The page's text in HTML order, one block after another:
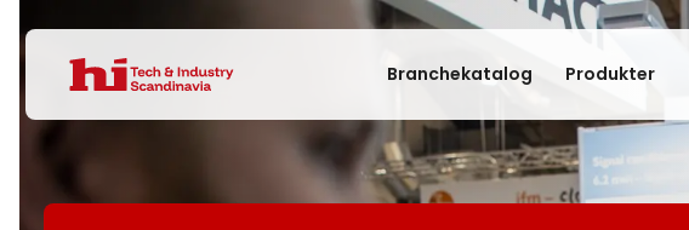
Branchekatalog Produkter